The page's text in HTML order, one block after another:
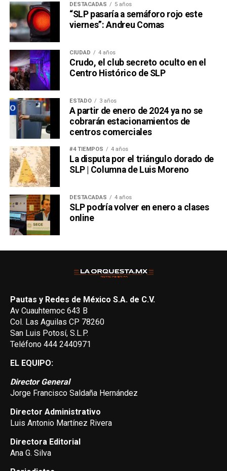
DESTACADAS 5 años
“SLP pasaría a semáforo rojo este
viernes”: Andreu Comas
CIUDAD 4 años
Crudo, el club secreto oculto en el
Centro Histórico de SLP
ESTADO 3 años
A partir de enero de 2024 ya no se
cobrarán estacionamientos de
centros comerciales
#4 TIEMPOS 4 años
La disputa por el triángulo dorado de
SLP | Columna de Luis Moreno
DESTACADAS 4 años
SLP podría volver en enero a clases
online
Pautas y Redes de México S.A. de C.V.
Av Cuauhtemoc 643 B
Col. Las Aguilas CP 78260
San Luis Potosí, S.L.P.
Teléfono 444 2440971
EL EQUIPO:
Director General
Jorge Francisco Saldaña Hernández
Director Administrativo
Luis Antonio Martínez Rivera
Directora Editorial
Ana G. Silva